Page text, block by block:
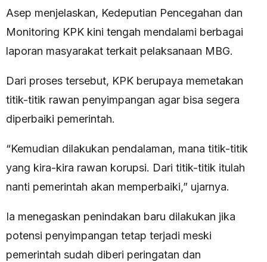
Asep menjelaskan, Kedeputian Pencegahan dan
Monitoring KPK kini tengah mendalami berbagai
laporan masyarakat terkait pelaksanaan MBG.
Dari proses tersebut, KPK berupaya memetakan
titik-titik rawan penyimpangan agar bisa segera
diperbaiki pemerintah.
“Kemudian dilakukan pendalaman, mana titik-titik
yang kira-kira rawan korupsi. Dari titik-titik itulah
nanti pemerintah akan memperbaiki,” ujarnya.
Ia menegaskan penindakan baru dilakukan jika
potensi penyimpangan tetap terjadi meski
pemerintah sudah diberi peringatan dan